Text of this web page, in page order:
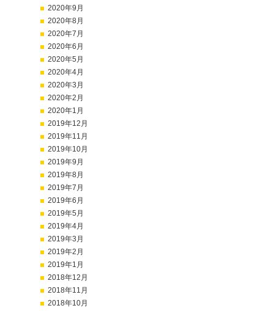
2020年9月
2020年8月
2020年7月
2020年6月
2020年5月
2020年4月
2020年3月
2020年2月
2020年1月
2019年12月
2019年11月
2019年10月
2019年9月
2019年8月
2019年7月
2019年6月
2019年5月
2019年4月
2019年3月
2019年2月
2019年1月
2018年12月
2018年11月
2018年10月